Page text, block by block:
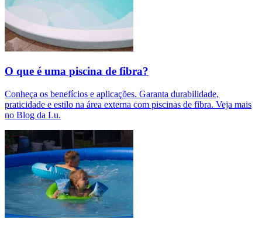
O que é uma piscina de fibra?
Conheça os benefícios e aplicações. Garanta durabilidade,
praticidade e estilo na área externa com piscinas de fibra. Veja mais
no Blog da Lu.